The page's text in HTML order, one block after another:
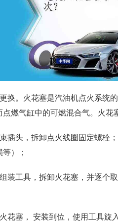
换。火花塞是汽油机点火系统
燃气缸中的可燃混合气。火花
插头，拆卸点火线圈固定螺栓
）；
装工具，拆卸火花塞，并逐个
花塞， 安装到位，使用工具旋